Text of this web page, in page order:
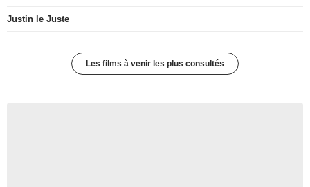
Justin le Juste
Les films à venir les plus consultés